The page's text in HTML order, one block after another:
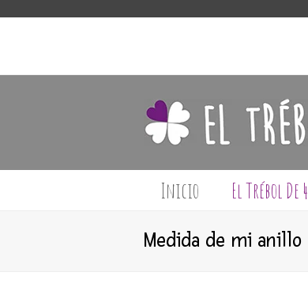
Inicio El Trébol De 4
Medida de mi anillo